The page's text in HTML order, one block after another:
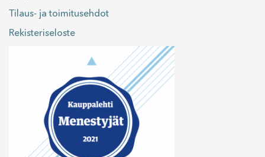
Tilaus- ja toimitusehdot
Rekisteriseloste